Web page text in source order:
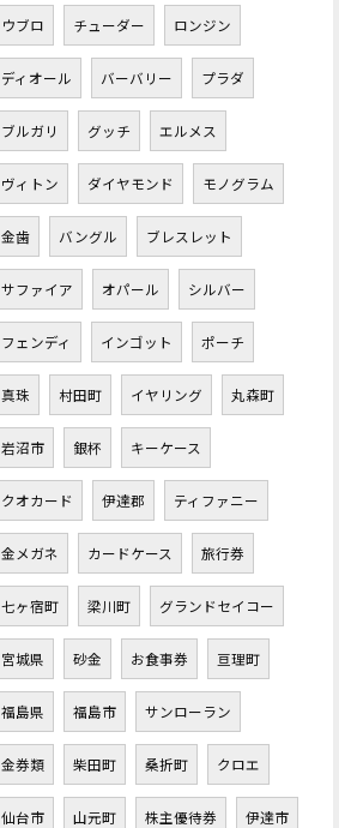
ウブロ チューダー ロンジン
ディオール バーバリー プラダ
ブルガリ グッチ エルメス
ヴィトン ダイヤモンド モノグラム
金歯 バングル ブレスレット
サファイア オパール シルバー
フェンディ インゴット ポーチ
真珠 村田町 イヤリング 丸森町
岩沼市 銀杯 キーケース
クオカード 伊達郡 ティファニー
金メガネ カードケース 旅行券
七ヶ宿町 梁川町 グランドセイコー
宮城県 砂金 お食事券 亘理町
福島県 福島市 サンローラン
金券類 柴田町 桑折町 クロエ
仙台市 山元町 株主優待券 伊達市